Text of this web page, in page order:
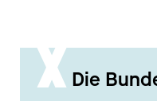
Die